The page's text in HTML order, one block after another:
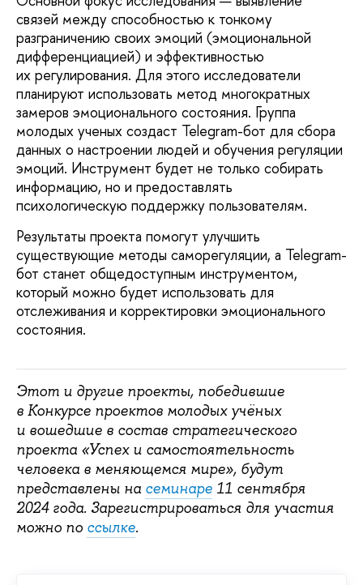
связей между способностью к тонкому
разграничению своих эмоций (эмоциональной
дифференциацией) и эффективностью
их регулирования. Для этого исследователи
планируют использовать метод многократных
замеров эмоционального состояния. Группа
молодых ученых создаст Telegram-бот для сбора
данных о настроении людей и обучения регуляции
эмоций. Инструмент будет не только собирать
информацию, но и предоставлять
психологическую поддержку пользователям.
Результаты проекта помогут улучшить
существующие методы саморегуляции, а Telegram-
бот станет общедоступным инструментом,
который можно будет использовать для
отслеживания и корректировки эмоционального
состояния.
Этот и другие проекты, победившие
в Конкурсе проектов молодых учёных
и вошедшие в состав стратегического
проекта «Успех и самостоятельность
человека в меняющемся мире», будут
представлены на семинаре 11 сентября
2024 года. Зарегистрироваться для участия
можно по ссылке.